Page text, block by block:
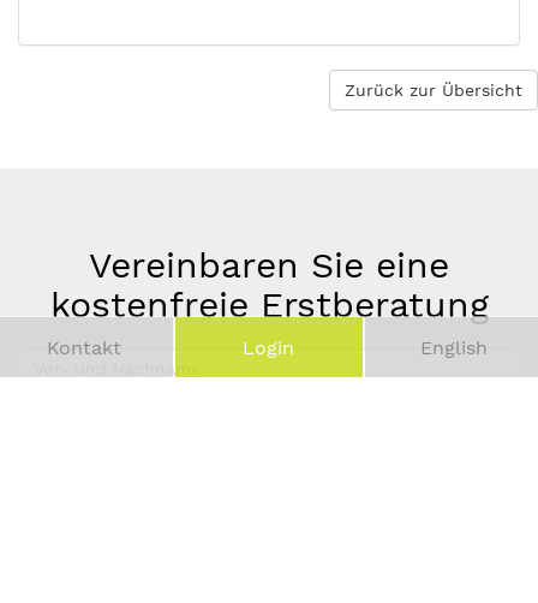
Zurück zur Übersicht
Vereinbaren Sie eine
kostenfreie Erstberatung
Kontakt Login English